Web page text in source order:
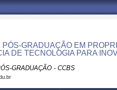
PÓS-GRADUAÇÃO EM
DE TECNOLOGIA PARA
GRADUAÇÃO - CCBS